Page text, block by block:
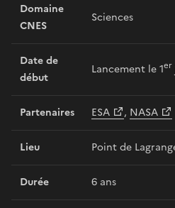
Domaine
CNES
Sciences
Date de
début
Lancement le 1er
Partenaires ESA , NASA
Lieu Point de
Durée 6 ans